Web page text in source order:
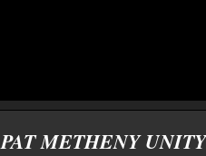
PAT METHENY